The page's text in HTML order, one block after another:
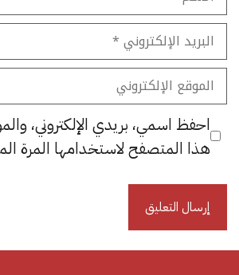
البريد
الإلكتروني
الموقع
الإلكتروني
احفظ اسمي، بريدي الإلكتروني،
هذا المتصفح لاستخدامها المرة